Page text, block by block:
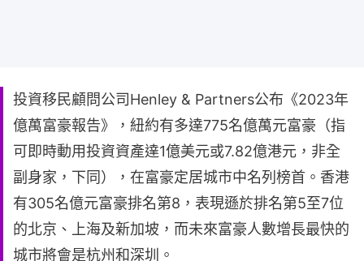
投資移民顧問公司Henley & Partners公布《2023年
億萬富豪報告》，紐約有多達775名億萬元富豪（指
可即時動用投資資產達1億美元或7.82億港元，非全
副身家，下同），在富豪定居城市中名列榜首。香港
有305名億元富豪排名第8，表現遜於排名第5至7位
的北京、上海及新加坡，而未來富豪人數增長最快的
城市將會是杭州和深圳。